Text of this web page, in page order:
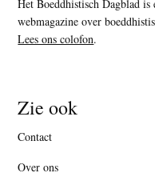
Het Boeddhistisch Dagblad
webmagazine over
Lees ons colofon.
Zie ook
Contact
Over ons